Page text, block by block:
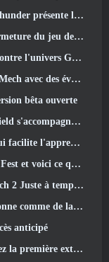
les jets de rang IX
tir gratuit Highguard
dernier événement crossover
d'anniversaire
bêta ouverte
optimisations
originaux du MMORPG.
ce que j'ai appris
majeure, Le graphiste de l'ombre
dit que ce n’est plus le cas
anticipé
de Hexi Live Stream